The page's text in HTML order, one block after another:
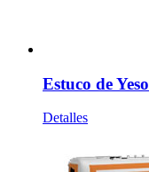
Estuco de Yeso
Detalles